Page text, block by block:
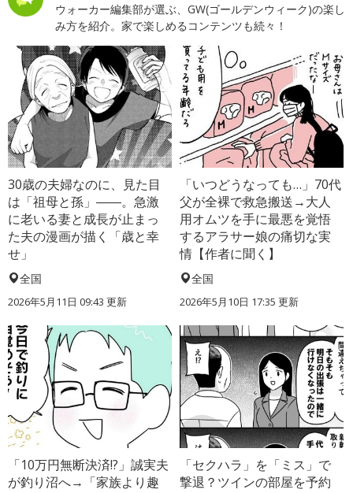
ウォーカー編集部が選ぶ、GW(ゴールデンウィーク)の楽し
み方を紹介。家で楽しめるコンテンツも続々！
30歳の夫婦なのに、見た目
は「祖母と孫」――。急激
に老いる妻と成長が止まっ
た夫の漫画が描く「歳と幸
せ」
全国
2026年5月11日 09:43 更新
「いつどうなっても…」70代
父が全裸で救急搬送→大人
用オムツを手に最悪を覚悟
するアラサー娘の痛切な実
情【作者に聞く】
全国
2026年5月10日 17:35 更新
「10万円無断決済!?」誠実夫
が釣り沼へ→「家族より趣
「セクハラ」を「ミス」で
撃退？ツインの部屋を予約